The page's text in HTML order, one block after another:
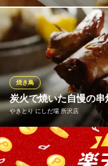
一串に90gという大きさ
り。 鳥貴族の圧倒的な
焼鳥でお客様も満足して
焼鳥屋 鳥貴族 所沢
焼鳥
西武新宿線所沢駅 徒歩
埼玉県所沢市日吉町8-4 マス
炭火で焼いた自慢の串
やきとり にしだ場 所沢店
焼き鳥
ももやつくねなどの定番
ズの変わり種、季節限定